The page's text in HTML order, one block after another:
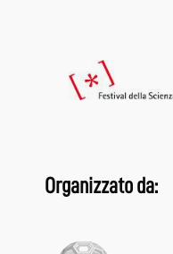
Organizzato da: